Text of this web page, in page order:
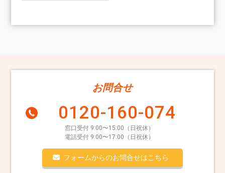
お問合せ
0120-160-074
窓口受付 9:00〜15:00（日祝休）
電話受付 9:00〜17:00（日祝休）
フォームからのお問合せはこちら